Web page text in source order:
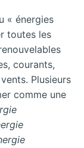
« énergies
toutes les
courants,
Plusieurs
comme une